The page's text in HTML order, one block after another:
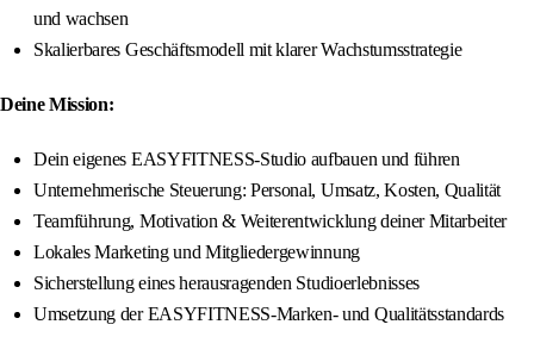
und wachsen
Skalierbares Geschäftsmodell mit klarer Wachstumsstrategie
Deine Mission:
Dein eigenes EASYFITNESS-Studio aufbauen und führen
Unternehmerische Steuerung: Personal, Umsatz, Kosten, Qualität
Teamführung, Motivation & Weiterentwicklung deiner Mitarbeiter
Lokales Marketing und Mitgliedergewinnung
Sicherstellung eines herausragenden Studioerlebnisses
Umsetzung der EASYFITNESS-Marken- und Qualitätsstandards